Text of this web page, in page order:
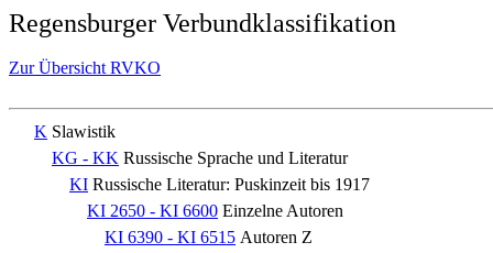
Regensburger Verbundklassifikation
Zur Übersicht RVKO
K Slawistik
KG - KK Russische Sprache und Literatur
KI Russische Literatur: Puskinzeit bis 1917
KI 2650 - KI 6600 Einzelne Autoren
KI 6390 - KI 6515 Autoren Z